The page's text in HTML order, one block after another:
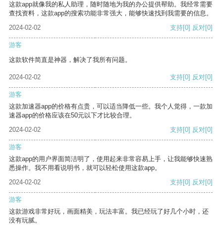
这款app就像我的私人助理，随时随地为我的办公提供帮助。我经常需要
查找资料，这款app的搜索功能非常强大，能够快速找到我需要的信息。
2024-02-02
支持[0] 反对[0]
游客
这款软件简直是神器，解决了我所有问题。
2024-02-02 支持[0] 反对[0]
游客
这款加速器app的价格有点贵，可以适当降低一些。我个人觉得，一款加
速器app的价格应该在50元以下才比较合理。
2024-02-02
支持[0] 反对[0]
游客
这款app的用户界面简洁明了，使用起来非常容易上手，让我能够快速熟
悉操作。我不用看说明书，就可以轻松使用这款app。
2024-02-02
支持[0] 反对[0]
游客
这款游戏非常好玩，画面精美，玩法丰富。我已经玩了好几个小时，还
没有玩腻。